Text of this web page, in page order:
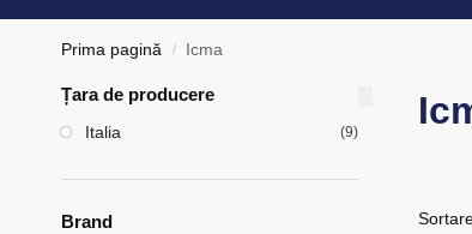
Prima pagină / Icma
Țara de producere
Italia (9)
Brand